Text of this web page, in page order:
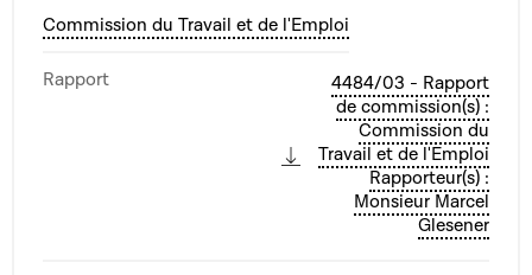
Commission du Travail et de l'Emploi
Rapport
4484/03 - Rapport
de commission(s) :
Commission du
Travail et de l'Emploi
Rapporteur(s) :
Monsieur Marcel
Glesener